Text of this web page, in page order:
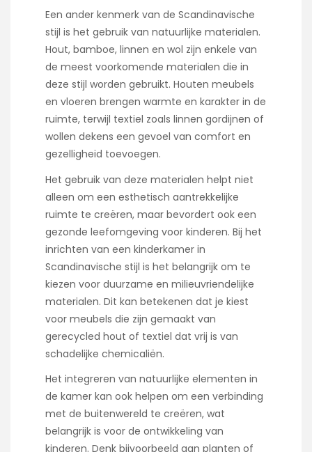
Een ander kenmerk van de Scandinavische
stijl is het gebruik van natuurlijke materialen.
Hout, bamboe, linnen en wol zijn enkele van
de meest voorkomende materialen die in
deze stijl worden gebruikt. Houten meubels
en vloeren brengen warmte en karakter in de
ruimte, terwijl textiel zoals linnen gordijnen of
wollen dekens een gevoel van comfort en
gezelligheid toevoegen.
Het gebruik van deze materialen helpt niet
alleen om een esthetisch aantrekkelijke
ruimte te creëren, maar bevordert ook een
gezonde leefomgeving voor kinderen. Bij het
inrichten van een kinderkamer in
Scandinavische stijl is het belangrijk om te
kiezen voor duurzame en milieuvriendelijke
materialen. Dit kan betekenen dat je kiest
voor meubels die zijn gemaakt van
gerecycled hout of textiel dat vrij is van
schadelijke chemicaliën.
Het integreren van natuurlijke elementen in
de kamer kan ook helpen om een verbinding
met de buitenwereld te creëren, wat
belangrijk is voor de ontwikkeling van
kinderen. Denk bijvoorbeeld aan planten of